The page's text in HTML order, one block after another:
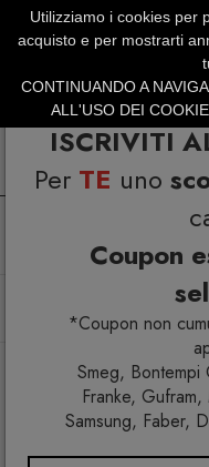
ISCRIVITI
Per TE uno
Coupon
*Coupon non
Smeg, Bontempi
Franke,
Samsung, Faber,
SERVIZIO
SUMMER
Chele
Utilizziamo i cookies per
acquisto e per mostrarti
CONTINUANDO A
ALL'USO DEI